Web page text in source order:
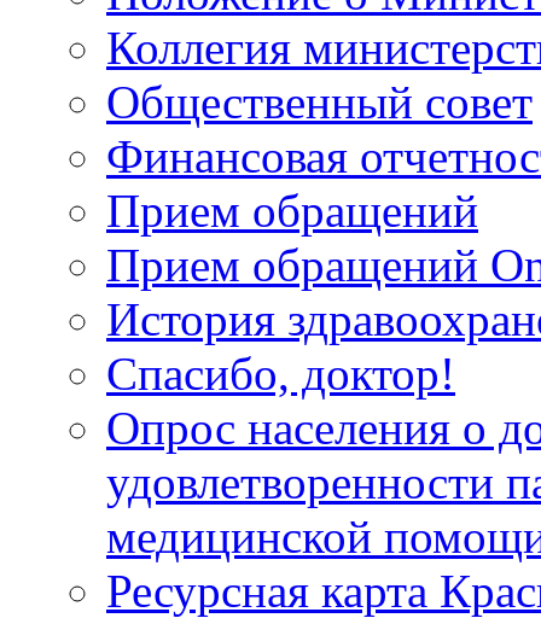
Коллегия
Общественный совет
Финансовая
Прием обращений
Прием обращений
История
Спасибо, доктор!
Опрос населения о
удовлетворенности
медицинской
Ресурсная карта